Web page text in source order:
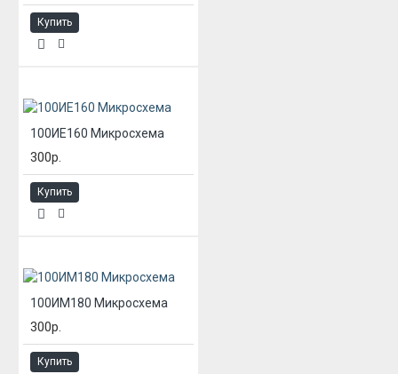
Купить
100ИЕ160 Микросхема
300р.
Купить
100ИМ180 Микросхема
300р.
Купить